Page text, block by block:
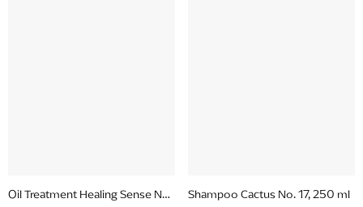
Oil Treatment Healing Sense No. 98, 100 mlShampoo Cactus No. 17, 250 ml